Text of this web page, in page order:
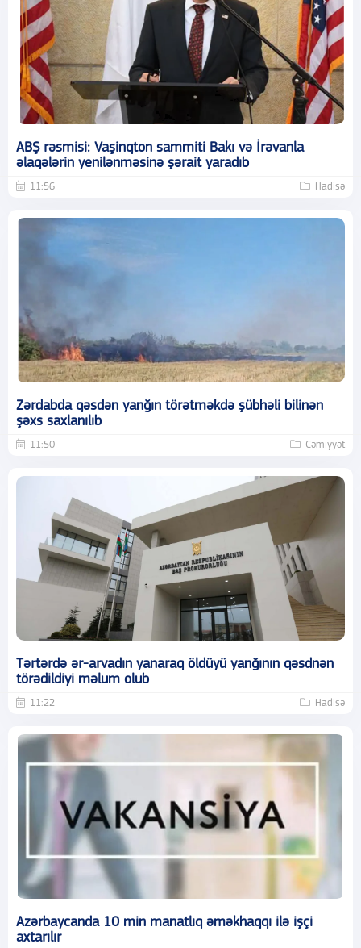
ABŞ rəsmisi: Vaşinqton sammiti Bakı və İrəvanla
əlaqələrin yenilənməsinə şərait yaradıb
11:56 Hadisə
Zərdabda qəsdən yanğın törətməkdə şübhəli bilinən
şəxs saxlanılıb
11:50 Cəmiyyət
Tərtərdə ər-arvadın yanaraq öldüyü yanğının qəsdnən
törədildiyi məlum olub
11:22 Hadisə
Azərbaycanda 10 min manatlıq əməkhaqqı ilə işçi
axtarılır